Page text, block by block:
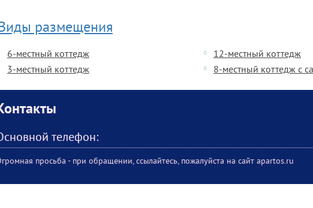
размещения
6-местный коттедж
12-местный коттедж
3-местный коттедж
8-местный коттедж с
телефон:
просьба - при обращении, ссылайтесь, пожалуйста на сайт apartos.ru